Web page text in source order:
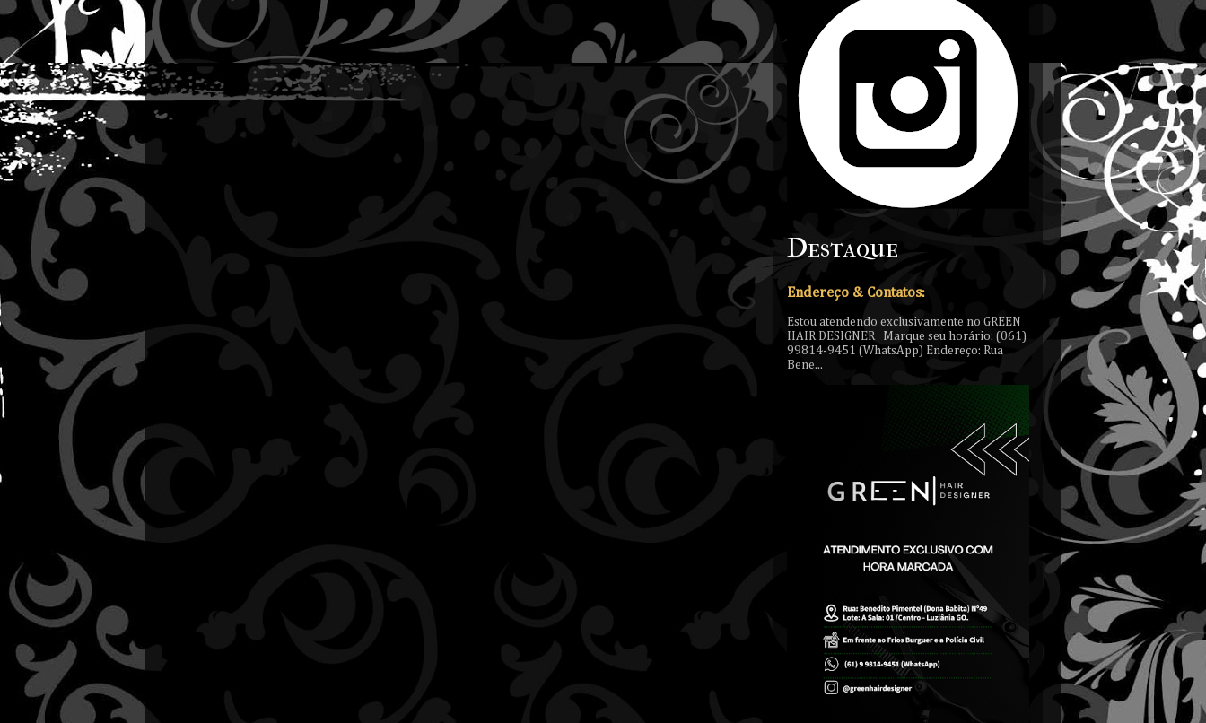
Destaque
Endereço & Contatos:
Estou atendendo exclusivamente no GREEN
HAIR DESIGNER Marque seu horário: (061)
99814-9451 (WhatsApp) Endereço: Rua
Bene...